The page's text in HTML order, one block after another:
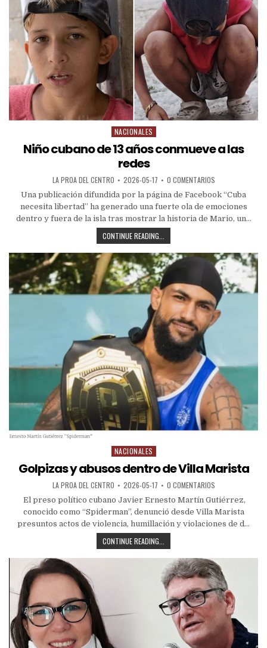
NACIONALES
Niño cubano de 13 años conmueve a las
redes
LA PROA DEL CENTRO 2026-05-17 0 COMENTARIOS
Una publicación difundida por la página de Facebook “Cuba
necesita libertad” ha generado una fuerte ola de emociones
dentro y fuera de la isla tras mostrar la historia de Mario, un...
CONTINUE READING...
NACIONALES
Golpizas y abusos dentro de Villa Marista
LA PROA DEL CENTRO 2026-05-17 0 COMENTARIOS
El preso político cubano Javier Ernesto Martín Gutiérrez,
conocido como “Spiderman”, denunció desde Villa Marista
presuntos actos de violencia, humillación y violaciones de d...
CONTINUE READING...